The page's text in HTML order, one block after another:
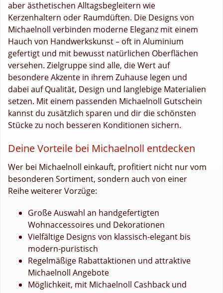
aber ästhetischen Alltagsbegleitern wie
Kerzenhaltern oder Raumdüften. Die Designs von
Michaelnoll verbinden moderne Eleganz mit einem
Hauch von Handwerkskunst – oft in Aluminium
gefertigt und mit bewusst natürlichen Oberflächen
versehen. Zielgruppe sind alle, die Wert auf
besondere Akzente in ihrem Zuhause legen und
dabei auf Qualität, Design und langlebige Materialien
setzen. Mit einem passenden Michaelnoll Gutschein
kannst du zusätzlich sparen und dir die schönsten
Stücke zu noch besseren Konditionen sichern.
Deine Vorteile bei Michaelnoll entdecken
Wer bei Michaelnoll einkauft, profitiert nicht nur vom
besonderen Sortiment, sondern auch von einer
Reihe weiterer Vorzüge:
Große Auswahl an handgefertigten
Wohnaccessoires und Dekorationen
Vielfältige Designs von klassisch-elegant bis
modern-puristisch
Regelmäßige Rabattaktionen und attraktive
Michaelnoll Angebote
Möglichkeit, mit Michaelnoll Cashback und